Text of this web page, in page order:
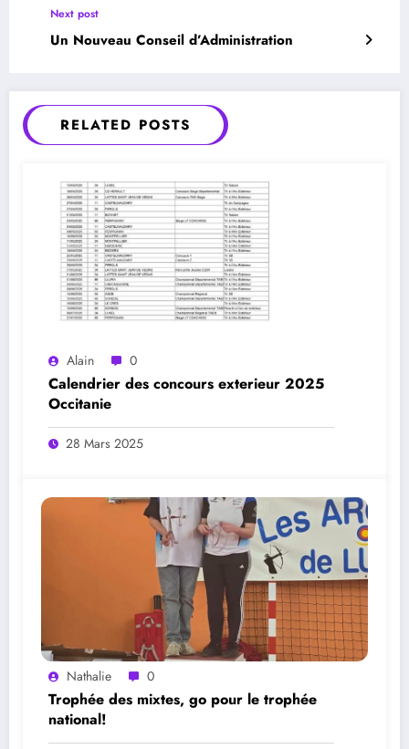
Next post
Un Nouveau Conseil d’Administration
RELATED POSTS
Alain 0
Calendrier des concours exterieur 2025
Occitanie
28 Mars 2025
Nathalie 0
Trophée des mixtes, go pour le trophée
national!